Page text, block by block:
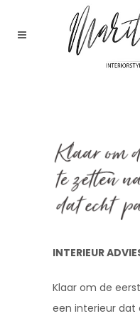
INTERIEUR
Klaar om de
een interieur dat